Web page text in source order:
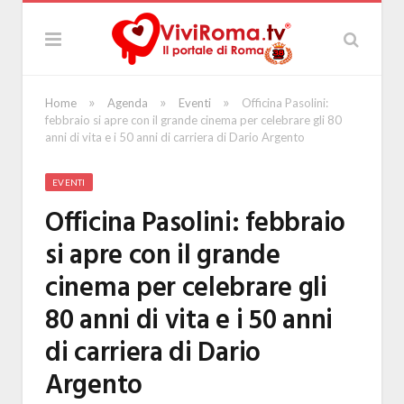
Home » Agenda » Eventi »
Officina Pasolini:
febbraio si apre con il grande cinema per celebrare gli 80
anni di vita e i 50 anni di carriera di Dario Argento
EVENTI
Officina Pasolini: febbraio
si apre con il grande
cinema per celebrare gli
80 anni di vita e i 50 anni
di carriera di Dario
Argento